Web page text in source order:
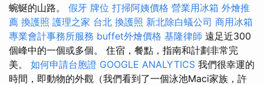
蜿蜒的山路。 假牙 牌位 打掃阿姨價格 營業用冰箱 外燴推
薦 換護照 護理之家 台北 換護照 新北除白蟻公司 商用冰箱
專業會計事務所服務 buffet外燴價格 基隆律師 遠足近300
個峰中的一個或多個。 住宿，餐點，指南和計劃非常完
美。 如何申請台胞證 GOOGLE ANALYTICS 我們很幸運的
時間，即動物的外觀（我們看到了一個泳池Maci家族，許